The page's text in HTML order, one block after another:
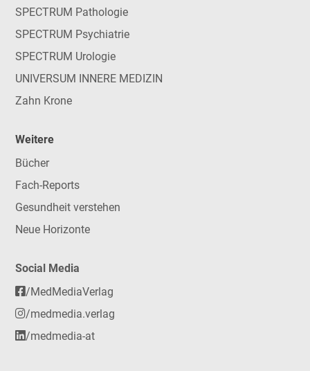
SPECTRUM Pathologie
SPECTRUM Psychiatrie
SPECTRUM Urologie
UNIVERSUM INNERE MEDIZIN
Zahn Krone
Weitere
Bücher
Fach-Reports
Gesundheit verstehen
Neue Horizonte
Social Media
/MedMediaVerlag
/medmedia.verlag
/medmedia-at